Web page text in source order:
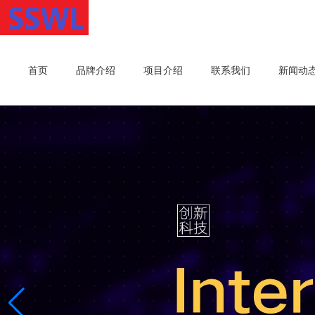
首页 品牌介绍 项目介绍 联系我们 新闻动